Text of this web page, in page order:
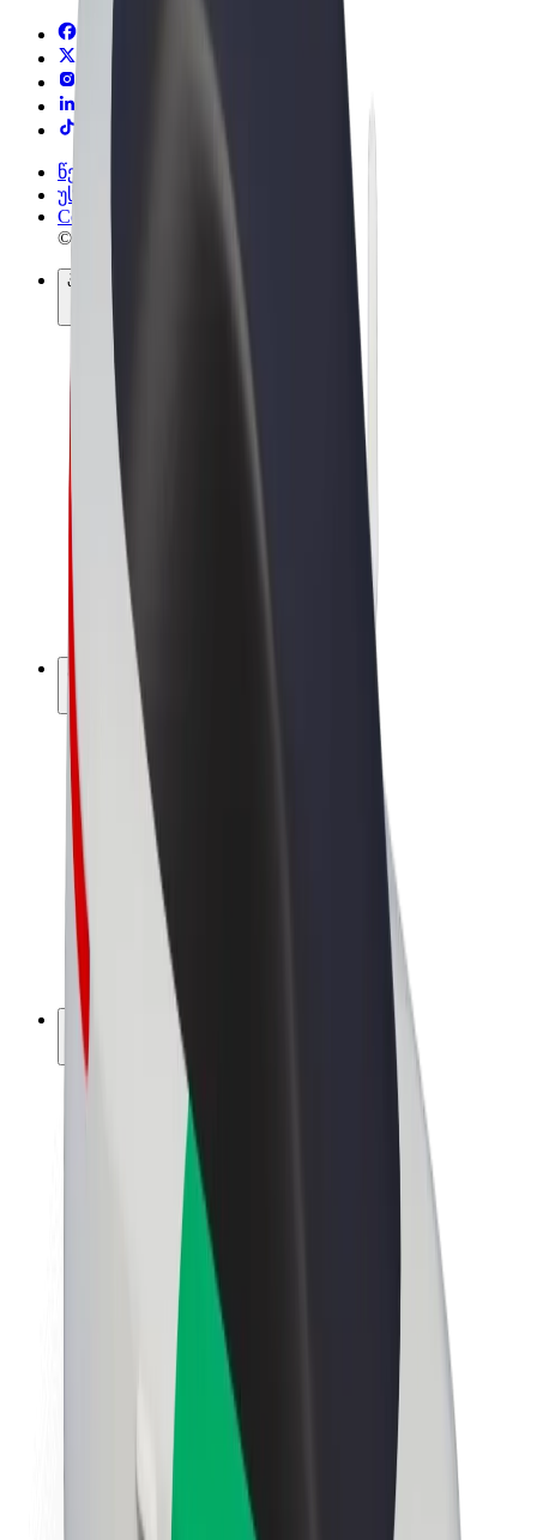
წესები და პირობები
უსაფრთხოება
Cookies
© 2026 Bolt Technology OÜ
პროდუქტები
მგზავრობები
სკუტერები
Bolt Market
Bolt Food
Bolt Drive
Bolt ბიზნესისთვის
ელ. ბაიკი
Bolt Plus
გამოიმუშავე Bolt-თან ერთად
მძღოლები
მძღოლის შემოსავლები
კურიერები
კურიერის შემოსავლები
Bolt Food პარტნიორები
ავტოპარკები
ფრენჩაიზი
კომპანია
ვაკანსიები
Bolt-ის შესახებ
Bolt და ეკომეგობრულობა
ნულოვანი პროექტი
სიახლეები
ბრენდის გზამკვლევი
ინვესტორებთან ურთიერთობა
ლიდერობა
ბრენდი